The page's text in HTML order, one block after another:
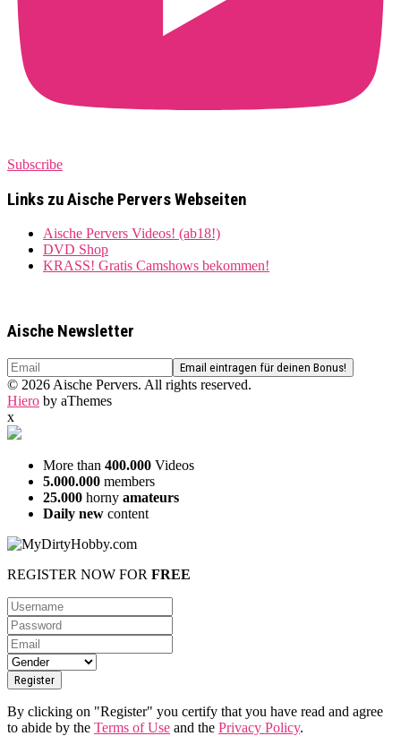
Subscribe
Links zu Aische Pervers Webseiten
Aische Pervers Videos! (ab18!)
DVD Shop
KRASS! Gratis Camshows bekommen!
Aische Newsletter
© 2026 Aische Pervers. All rights reserved.
Hiero by aThemes
x
More than 400.000 Videos
5.000.000 members
25.000 horny amateurs
Daily new content
REGISTER NOW FOR FREE
By clicking on "Register" you certify that you have read and agree
to abide by the Terms of Use and the Privacy Policy.